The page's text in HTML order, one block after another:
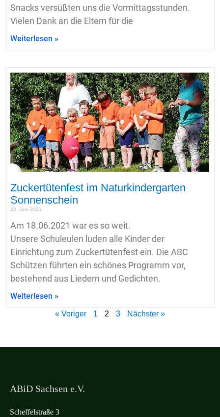
Snacks versüßten uns die Vormittagsstunden.
Vielen Dank an die Eltern für die
Weiterlesen »
Zuckertütenfest im Naturkindergarten
Sonnenschein
22. Juni 2021
Am 18.06.2021 war es so weit.
Unsere Schuleulen luden alle Kinder der
Einrichtung zum Zuckertütenfest ein. Die ABC
Schützen führten ein schönes Programm vor,
bestehend aus Liedern und Gedichten.
Weiterlesen »
« Voriger 1 2 3 Nächster »
ABiD Sachsen e.V.
Scheffelstraße 3